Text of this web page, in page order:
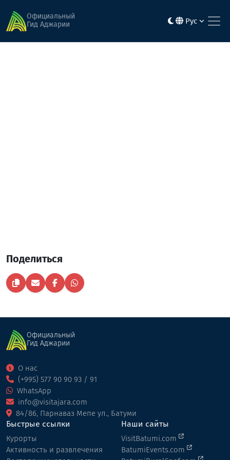
Официальный
Гид Аджарии
Рус
Поделиться
Официальный
Гид Аджарии
О нас
(+995) 577 90 90 93 / 91
WhatsApp
info@visitajara.com
84/86, Парнаваз Мепе ул., Батуми
Быстрые ссылки
Курорты
Активность и развлечения
Наши сайты
VisitBatumi.com
BatumiEvents.com